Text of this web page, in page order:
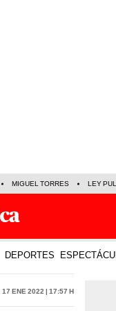
MIGUEL TORRES LEY
DEPORTES
17 Ene 2022 | 17:57 h